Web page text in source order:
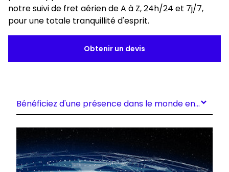
notre suivi de fret aérien de A à Z, 24h/24 et 7j/7,
pour une totale tranquillité d'esprit.
Obtenir un devis
Bénéficiez d'une présence dans le monde entier
Keepeek